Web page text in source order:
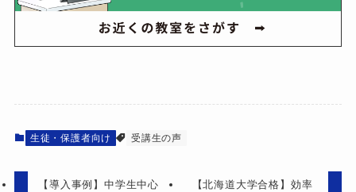
生徒・保護者向け 受講生の声
【導入事例】中学生中心
【北海道大学合格】効率